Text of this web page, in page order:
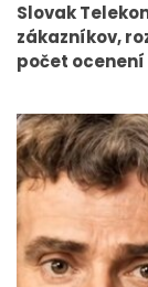
Slovak
zákazníkov,
počet ocenení